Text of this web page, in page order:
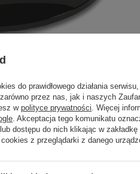
do prawidłowego działania
przez nas, jak i naszych
w polityce prywatności. Więcej
. Akceptacja tego komunikatu
dostępu do nich klikając w
z przeglądarki z danego